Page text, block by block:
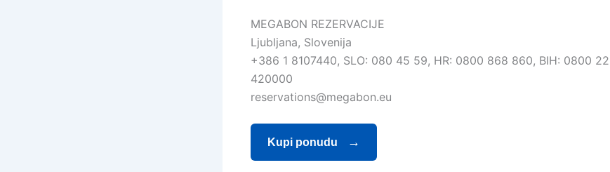
MEGABON REZERVACIJE
Ljubljana, Slovenija
+386 1 8107440, SLO: 080 45 59, HR: 0800 868 860, BIH: 0800
420000
reservations@megabon.eu
Kupi ponudu